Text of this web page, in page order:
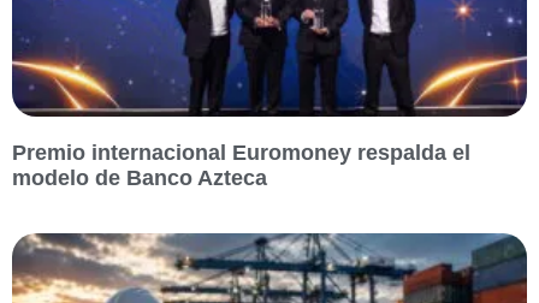
Premio internacional Euromoney respalda el
modelo de Banco Azteca